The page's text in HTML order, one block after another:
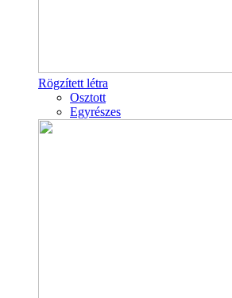
Rögzített létra
Osztott
Egyrészes